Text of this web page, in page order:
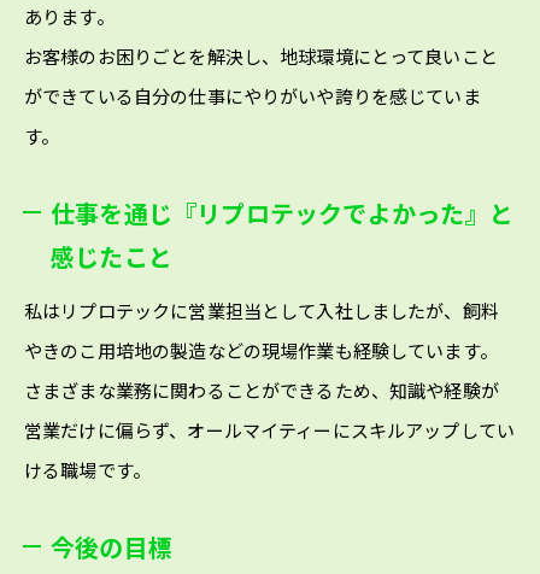
あります。
お客様のお困りごとを解決し、地球環境にとって良いこと
ができている自分の仕事にやりがいや誇りを感じていま
す。
仕事を通じ『リプロテックでよかった』と
感じたこと
私はリプロテックに営業担当として入社しましたが、飼料
やきのこ用培地の製造などの現場作業も経験しています。
さまざまな業務に関わることができるため、知識や経験が
営業だけに偏らず、オールマイティーにスキルアップしてい
ける職場です。
今後の目標